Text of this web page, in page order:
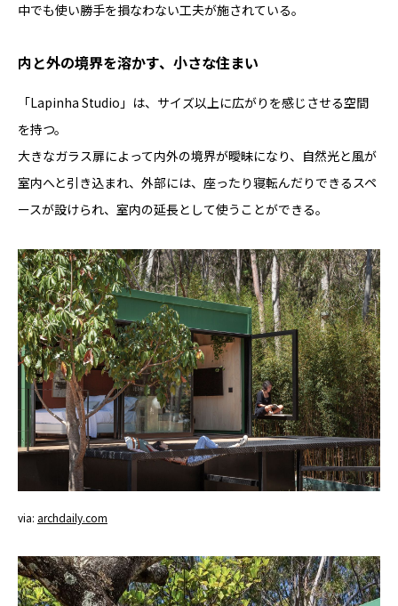
中でも使い勝手を損なわない工夫が施されている。
内と外の境界を溶かす、小さな住まい
「Lapinha Studio」は、サイズ以上に広がりを感じさせる空間
を持つ。
大きなガラス扉によって内外の境界が曖昧になり、自然光と風が
室内へと引き込まれ、外部には、座ったり寝転んだりできるスペ
ースが設けられ、室内の延長として使うことができる。
via: archdaily.com